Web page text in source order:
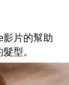
影片的幫助
型。